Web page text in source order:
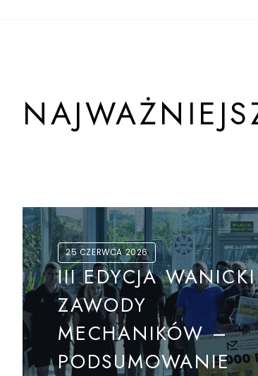
25 CZERWCA 2026
III EDYCJA WANICKI
ZAWODY
MECHANIKÓW –
PODSUMOWANIE